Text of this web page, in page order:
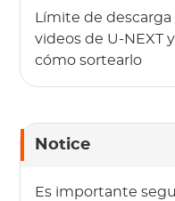
volumen de
comunicación
Límite de descarga
videos de U-NEXT y
cómo sortearlo
Notice
Es importante